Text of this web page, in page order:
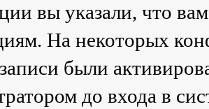
вы указали, что
На некоторых
были
до входа в